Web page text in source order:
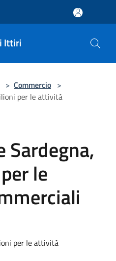
Ittiri
> Commercio >
per le attività
Sardegna,
le
per le attività